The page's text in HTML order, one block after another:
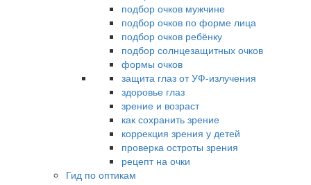
подбор очков мужчине
подбор очков по форме лица
подбор очков ребёнку
подбор солнцезащитных очков
формы очков
защита глаз от УФ-излучения
здоровье глаз
зрение и возраст
как сохранить зрение
коррекция зрения у детей
проверка остроты зрения
рецепт на очки
Гид по оптикам